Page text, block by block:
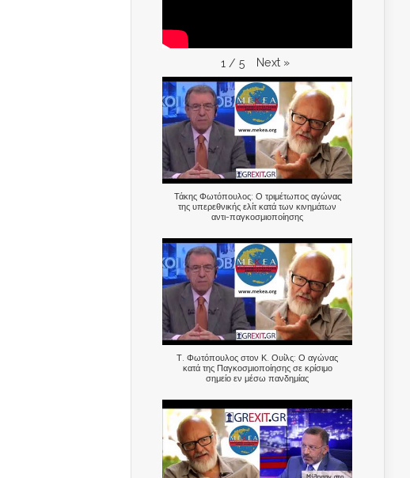
1 / 5 Next »
Τάκης Φωτόπουλος: Ο τριμέτωπος αγώνας
της υπερεθνικής ελίτ κατά των κινημάτων
αντι-παγκοσμιοποίησης
Τ. Φωτόπουλος στον Κ. Ουίλς: Ο αγώνας
κατά της Παγκοσμιοποίησης σε κρίσιμο
σημείο εν μέσω πανδημίας